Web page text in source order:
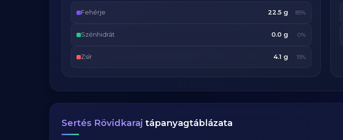
Fehérje 22.5 g 85%
Szénhidrát 0.0 g 0%
Zsír 4.1 g 15%
Sertés Rövidkaraj tápanyagtáblázata